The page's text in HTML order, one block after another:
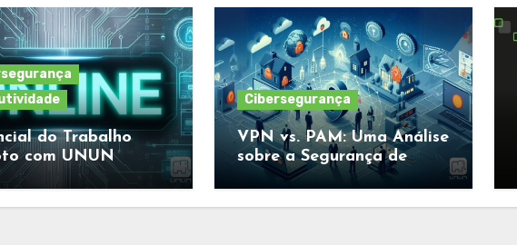
do Trabalho
com UNUN
Cibersegurança
VPN vs. PAM: Uma Análise
sobre a Segurança de
Acessos Remotos